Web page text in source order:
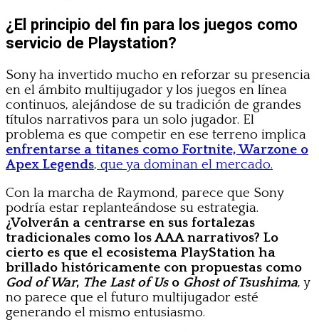
¿El principio del fin para los juegos como
servicio de Playstation?
Sony ha invertido mucho en reforzar su presencia
en el ámbito multijugador y los juegos en línea
continuos, alejándose de su tradición de grandes
títulos narrativos para un solo jugador. El
problema es que competir en ese terreno implica
enfrentarse a titanes como Fortnite, Warzone o
Apex Legends, que ya dominan el mercado.
Con la marcha de Raymond, parece que Sony
podría estar replanteándose su estrategia.
¿Volverán a centrarse en sus fortalezas
tradicionales como los AAA narrativos? Lo
cierto es que el ecosistema PlayStation ha
brillado históricamente con propuestas como
God of War, The Last of Uso Ghost of Tsushima, y
no parece que el futuro multijugador esté
generando el mismo entusiasmo.